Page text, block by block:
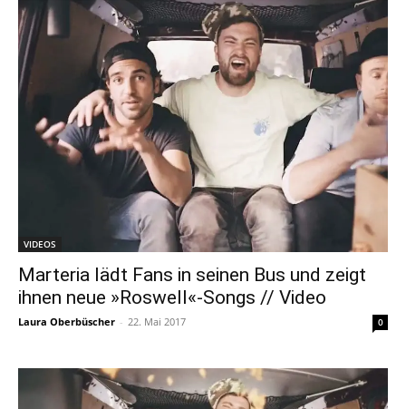
VIDEOS
Marteria lädt Fans in seinen Bus und zeigt
ihnen neue »Roswell«-Songs // Video
Laura Oberbüscher - 22. Mai 2017 0